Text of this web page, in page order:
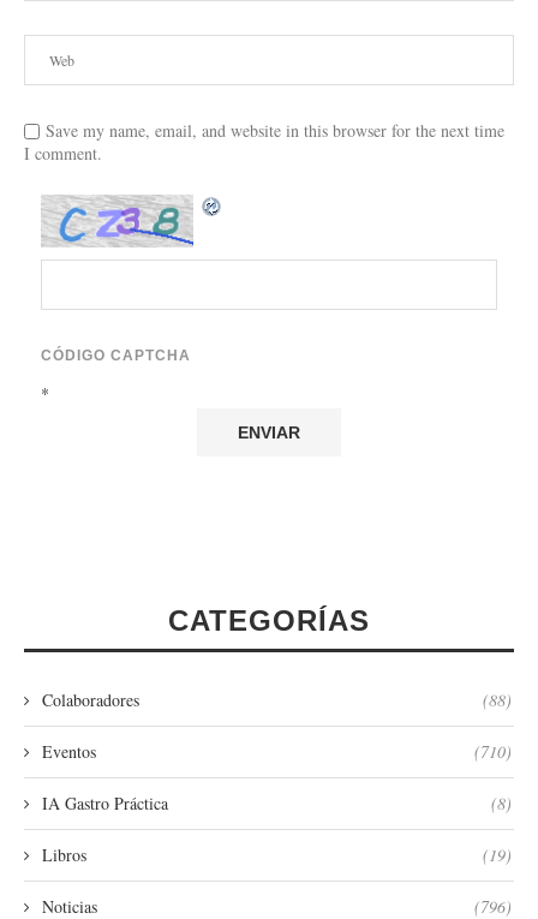
Save my name, email, and website in this browser for the next time
I comment.
CÓDIGO CAPTCHA
*
CATEGORÍAS
Colaboradores (88)
Eventos (710)
IA Gastro Práctica (8)
Libros (19)
Noticias (796)